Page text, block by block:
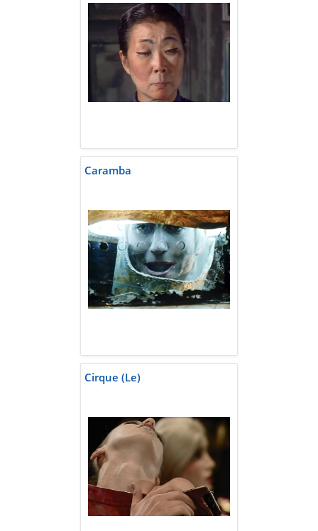
Caramba
Cirque (Le)